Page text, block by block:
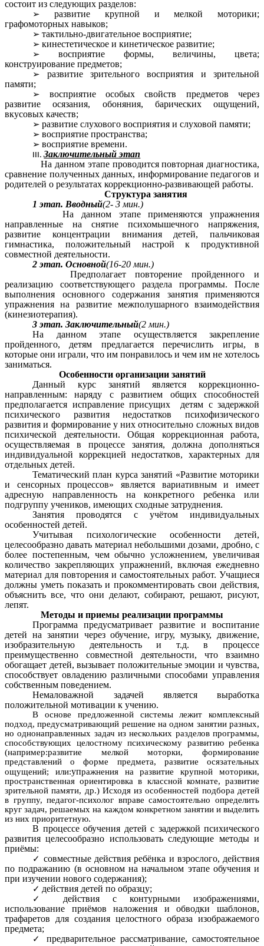
состоит из следующих разделов:
развитие крупной и мелкой моторики;
графомоторных навыков;
тактильно-двигательное восприятие;
кинестетическое и кинетическое развитие;
восприятие формы, величины, цвета;
конструирование предметов;
развитие зрительного восприятия и зрительной
памяти;
восприятие особых свойств предметов через
развитие осязания, обоняния, барических ощущений,
вкусовых качеств;
развитие слухового восприятия и слуховой памяти;
восприятие пространства;
восприятие времени.
Заключительный этап
На данном этапе проводится повторная диагностика,
сравнение полученных данных, информирование педагогов и
родителей о результатах коррекционно-развивающей работы.
Структура занятия
1 этап. Вводный(2- 3 мин.)
На данном этапе применяются упражнения
направленные на снятие психомышечного напряжения,
развитие концентрации внимания детей, пальчиковая
гимнастика, положительный настрой к продуктивной
совместной деятельности.
2 этап. Основной(16-20 мин.)
Предполагает повторение пройденного и
реализацию соответствующего раздела программы. После
выполнения основного содержания занятия применяются
упражнения на развитие межполушарного взаимодействия
(кинезиотерапия).
3 этап. Заключительный(2 мин.)
На данном этапе осуществляется закрепление
пройденного, детям предлагается перечислить игры, в
которые они играли, что им понравилось и чем им не хотелось
заниматься.
Особенности организации занятий
Данный курс занятий является коррекционно-
направленным: наряду с развитием общих способностей
предполагается исправление присущих детям с задержкой
психического развития недостатков психофизического
развития и формирование у них относительно сложных видов
психической деятельности. Общая коррекционная работа,
осуществляемая в процессе занятия, должна дополняться
индивидуальной коррекцией недостатков, характерных для
отдельных детей.
Тематический план курса занятий «Развитие моторики
и сенсорных процессов» является вариативным и имеет
адресную направленность на конкретного ребенка или
подгруппу учеников, имеющих сходные затруднения.
Занятия проводятся с учётом индивидуальных
особенностей детей.
Учитывая психологические особенности детей,
целесообразно давать материал небольшими дозами, дробно, с
более постепенным, чем обычно усложнением, увеличивая
количество закрепляющих упражнений, включая ежедневно
материал для повторения и самостоятельных работ. Учащиеся
должны уметь показать и прокомментировать свои действия,
объяснить все, что они делают, собирают, решают, рисуют,
лепят.
Методы и приемы реализации программы
Программа предусматривает развитие и воспитание
детей на занятии через обучение, игру, музыку, движение,
изобразительную деятельность и т.д. в процессе
преимущественно совместной деятельности, что взаимно
обогащает детей, вызывает положительные эмоции и чувства,
способствует овладению различными способами управления
собственным поведением.
Немаловажной задачей является выработка
положительной мотивации к учению.
В основе предложенной системы лежит комплексный
подход, предусматривающий решение на одном занятии разных,
но однонаправленных задач из нескольких разделов программы,
способствующих целостному психическому развитию ребенка
(например:развитие мелкой моторки, формирование
представлений о форме предмета, развитие осязательных
ощущений; или:упражнения на развитие крупной моторики,
пространственная ориентировка в классной комнате, развитие
зрительной памяти, др.) Исходя из особенностей подбора детей
в группу, педагог-психолог вправе самостоятельно определить
круг задач, решаемых на каждом конкретном занятии и выделить
из них приоритетную.
В процессе обучения детей с задержкой психического
развития целесообразно использовать следующие методы и
приёмы:
совместные действия ребёнка и взрослого, действия
по подражанию (в основном на начальном этапе обучения и
при изучении нового содержания);
действия детей по образцу;
действия с контурными изображениями,
использование приёмов наложения и обводки шаблонов,
трафаретов для создания целостного образа изображаемого
предмета;
предварительное рассматривание, самостоятельное